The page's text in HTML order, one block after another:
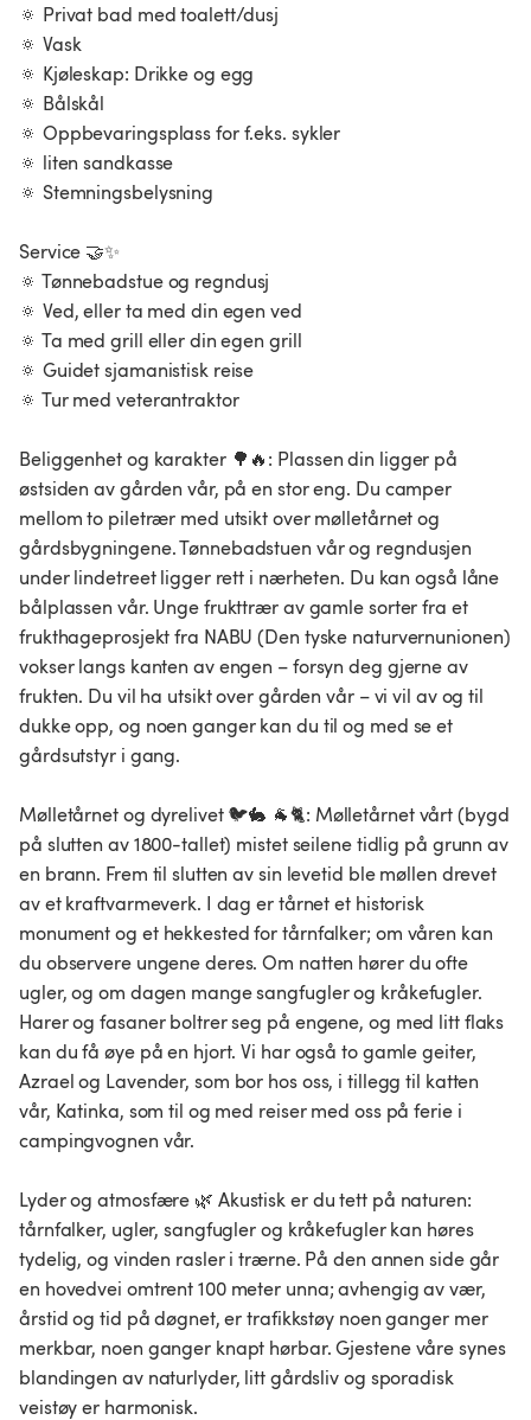
🔅 Privat bad med toalett/dusj
🔅 Vask
🔅 Kjøleskap: Drikke og egg
🔅 Bålskål
🔅 Oppbevaringsplass for f.eks. sykler
🔅 liten sandkasse
🔅 Stemningsbelysning
Service 🤝✨
🔅 Tønnebadstue og regndusj
🔅 Ved, eller ta med din egen ved
🔅 Ta med grill eller din egen grill
🔅 Guidet sjamanistisk reise
🔅 Tur med veterantraktor
Beliggenhet og karakter 🌳🔥: Plassen din ligger på
østsiden av gården vår, på en stor eng. Du camper
mellom to piletrær med utsikt over mølletårnet og
gårdsbygningene. Tønnebadstuen vår og regndusjen
under lindetreet ligger rett i nærheten. Du kan også låne
bålplassen vår. Unge frukttrær av gamle sorter fra et
frukthageprosjekt fra NABU (Den tyske naturvernunionen)
vokser langs kanten av engen – forsyn deg gjerne av
frukten. Du vil ha utsikt over gården vår – vi vil av og til
dukke opp, og noen ganger kan du til og med se et
gårdsutstyr i gang.
Mølletårnet og dyrelivet 🐦🐇 🐐🐈: Mølletårnet vårt (bygd
på slutten av 1800-tallet) mistet seilene tidlig på grunn av
en brann. Frem til slutten av sin levetid ble møllen drevet
av et kraftvarmeverk. I dag er tårnet et historisk
monument og et hekkested for tårnfalker; om våren kan
du observere ungene deres. Om natten hører du ofte
ugler, og om dagen mange sangfugler og kråkefugler.
Harer og fasaner boltrer seg på engene, og med litt flaks
kan du få øye på en hjort. Vi har også to gamle geiter,
Azrael og Lavender, som bor hos oss, i tillegg til katten
vår, Katinka, som til og med reiser med oss på ferie i
campingvognen vår.
Lyder og atmosfære 🌿 Akustisk er du tett på naturen:
tårnfalker, ugler, sangfugler og kråkefugler kan høres
tydelig, og vinden rasler i trærne. På den annen side går
en hovedvei omtrent 100 meter unna; avhengig av vær,
årstid og tid på døgnet, er trafikkstøy noen ganger mer
merkbar, noen ganger knapt hørbar. Gjestene våre synes
blandingen av naturlyder, litt gårdsliv og sporadisk
veistøy er harmonisk.